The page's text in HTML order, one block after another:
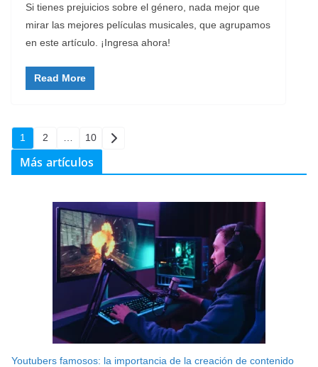
Si tienes prejuicios sobre el género, nada mejor que
mirar las mejores películas musicales, que agrupamos
en este artículo. ¡Ingresa ahora!
Read More
Paginación
de
entradas
1 2 … 10
Más artículos
Youtubers famosos: la importancia de la creación de contenido